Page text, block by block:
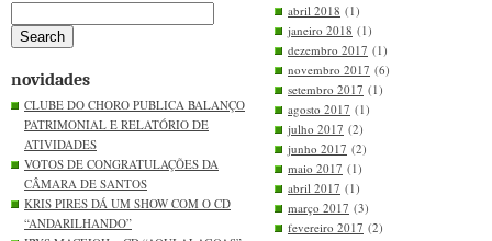
novidades
CLUBE DO CHORO PUBLICA BALANÇO
PATRIMONIAL E RELATÓRIO DE
ATIVIDADES
VOTOS DE CONGRATULAÇÕES DA
CÂMARA DE SANTOS
KRIS PIRES DÁ UM SHOW COM O CD
“ANDARILHANDO”
abril 2018 (1)
janeiro 2018 (1)
dezembro 2017 (1)
novembro 2017 (6)
setembro 2017 (1)
agosto 2017 (1)
julho 2017 (2)
junho 2017 (2)
maio 2017 (1)
abril 2017 (1)
março 2017 (3)
fevereiro 2017 (2)